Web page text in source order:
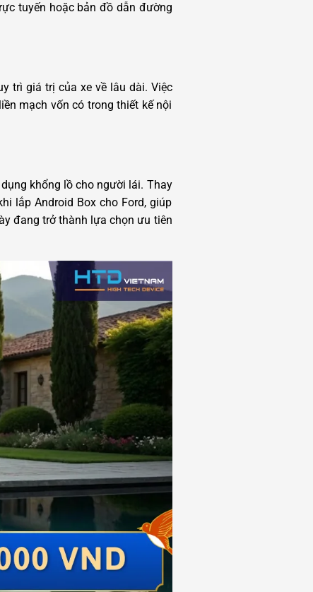
tuyến hoặc bản đồ dẫn đường
trì giá trị của xe về lâu dài. Việc
mạch vốn có trong thiết kế nội
khổng lồ cho người lái. Thay
lắp Android Box cho Ford, giúp
đang trở thành lựa chọn ưu tiên